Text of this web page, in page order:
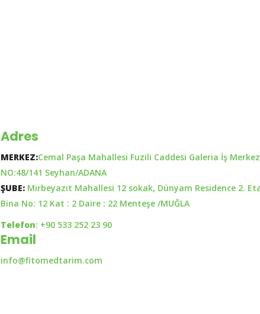
Adres
MERKEZ:Cemal Paşa Mahallesi Fuzili Caddesi Galeria İş
NO:48/141 Seyhan/ADANA
ŞUBE:Mirbeyazıt Mahallesi 12 sokak, Dünyam Residence 2.
Bina No: 12 Kat : 2 Daire : 22 Menteşe /MUĞLA
Telefon: +90 533 252 23 90
Email
info@fitomedtarim.com